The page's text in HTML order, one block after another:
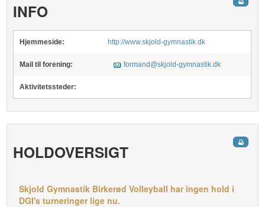
INFO
Hjemmeside: http://www.skjold-gymnastik.dk
Mail til forening: formand@skjold-gymnastik.dk
Aktivitetssteder:
HOLDOVERSIGT
Skjold Gymnastik Birkerød Volleyball har ingen hold i
DGI's turneringer lige nu.